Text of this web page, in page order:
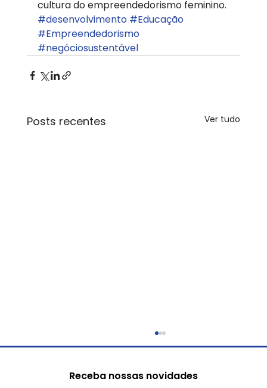
cultura do empreendedorismo feminino.
#desenvolvimento #Educação
#Empreendedorismo
#negóciosustentável
Posts recentes Ver tudo
Receba nossas novidades